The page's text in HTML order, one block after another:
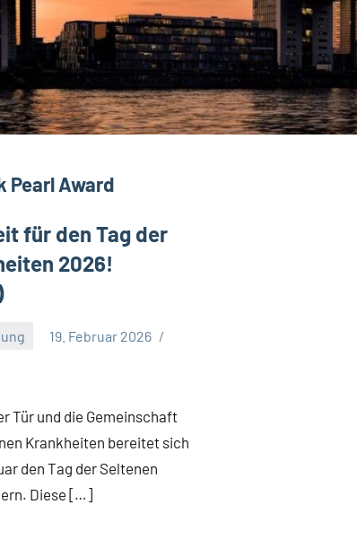
Pearl Award
für den Tag der
2026!
19. Februar 2026
Tür und die Gemeinschaft
Krankheiten bereitet sich
den Tag der Seltenen
Diese […]